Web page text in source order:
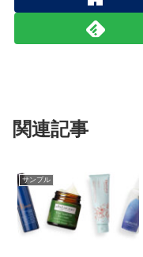
関連記事
サンプル